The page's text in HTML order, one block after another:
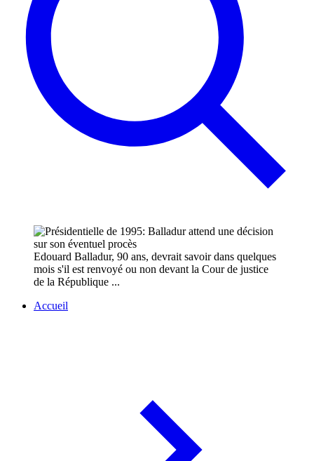
Edouard Balladur, 90 ans, devrait savoir dans quelques
mois s'il est renvoyé ou non devant la Cour de justice
de la République ...
Accueil